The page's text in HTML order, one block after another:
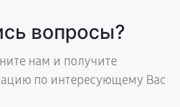
вопросы?
нам и получите
по интересующему Вас